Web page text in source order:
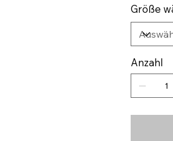
Größe
Anzahl